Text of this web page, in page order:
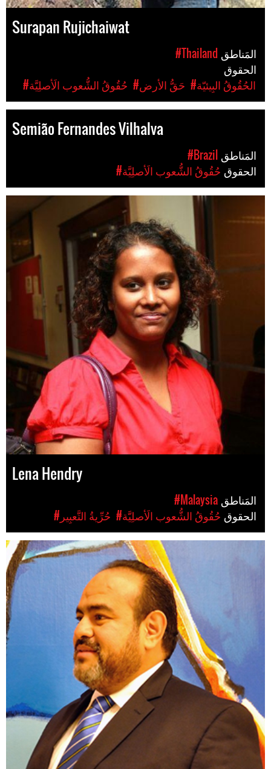
Surapan Rujichaiwat
#Thailand
#حُقُوقُ الشُّعوب الَأصلِيَّة
#حَقُّ الأرض #الحُقُوقُ البِيئيّة
Semião Fernandes Vilhalva
#Brazil
#حُقُوقُ الشُّعوب الَأصلِيَّة
Lena Hendry
#Malaysia
#حُرِّيةُ التَّعبِير #حُقُوقُ الشُّعوب الَأصلِيَّة